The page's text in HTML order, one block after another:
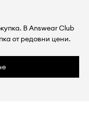
В Answear Club
от редовни цени.